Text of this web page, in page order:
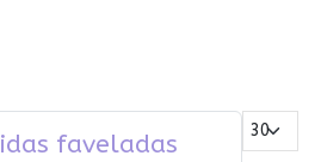
Mostrar #
faveladas